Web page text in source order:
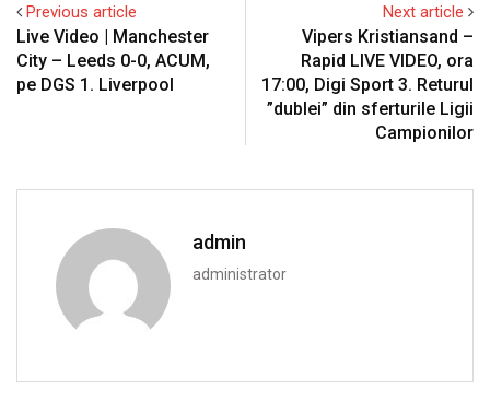
Previous article
Live Video | Manchester
City – Leeds 0-0, ACUM,
pe DGS 1. Liverpool
Next article
Vipers Kristiansand –
Rapid LIVE VIDEO, ora
17:00, Digi Sport 3. Returul
”dublei” din sferturile Ligii
Campionilor
admin
administrator